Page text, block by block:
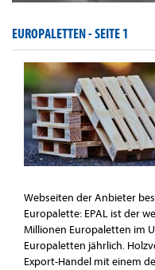
EUROPALETTEN -SEITE 1
Webseiten der Anbieter
Europalette: EPAL ist der
Millionen Europaletten im
Europaletten jährlich.
Export-Handel mit einem